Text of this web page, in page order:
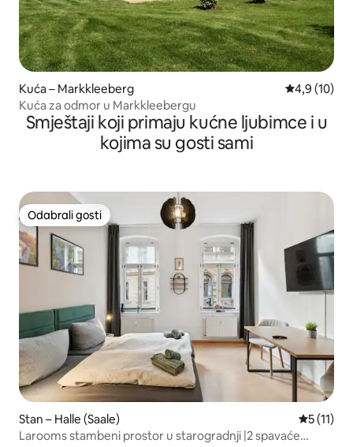
Kuća – Markkleeberg Prosječna
4,9 (10)
Kuća za odmor u Markkleebergu
Smještaji koji primaju kućne ljubimce i u
kojima su gosti sami
Odabrali gosti
Odabrali gosti
Stan – Halle (Saale)
5 (11)
Larooms stambeni prostor u starogradnji |2 spavaće